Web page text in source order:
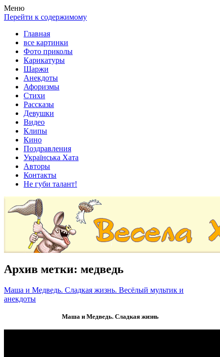
Весела хата — прикольные картинки, смешные истории,
клипы!
Покажем всем ваши фото приколы, карикатуры, шаржи, стихи,
рассказы, видео и песни!
Меню
Перейти к содержимому
Главная
все картинки
Фото приколы
Карикатуры
Шаржи
Анекдоты
Афоризмы
Стихи
Рассказы
Девушки
Видео
Клипы
Кино
Поздравления
Українська Хата
Авторы
Контакты
Не губи талант!
Архив метки: медведь
Маша и Медведь. Сладкая жизнь. Весёлый мультик и
анекдоты
Маша и Медведь. Сладкая жизнь